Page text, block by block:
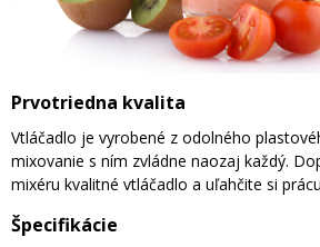
Prvotriedna kvalita
Vtláčadlo je vyrobené z odolného
mixovanie s ním zvládne naozaj každý.
mixéru kvalitné vtláčadlo a uľahčite si
Špecifikácie